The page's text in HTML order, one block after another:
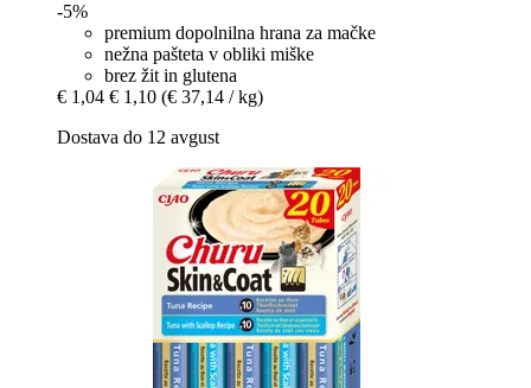
-5%
premium dopolnilna hrana za mačke
nežna pašteta v obliki miške
brez žit in glutena
€ 1,04 € 1,10 (€ 37,14 / kg)
Dostava do 12 avgust